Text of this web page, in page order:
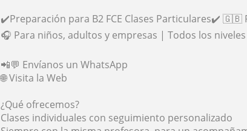
✔️Preparación para B2 FCE Clases Particulares✔️ 🇬🇧
🎧 Para niños, adultos y empresas | Todos los
📲💬 Envíanos un WhatsApp
🌐 Visita la Web
¿Qué ofrecemos?
Clases individuales con seguimiento personalizado